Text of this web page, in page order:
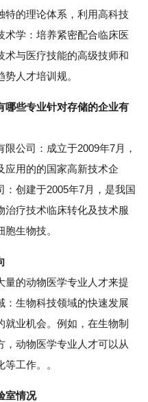
特的理论体系，利用高科技
术学：培养紧密配合临床医
术与医疗技能的高级技师和
人才培训规。
哪些专业针对存储的企业有
公司：成立于2009年7月，
应用的的国家高新技术企
创建于2005年7月，是我国
治疗技术临床转化及技术服
生物技。
的动物医学专业人才来提
：生物科技领域的快速发展
业机会。例如，在生物制
，动物医学专业人才可以从
工作。。
室情况